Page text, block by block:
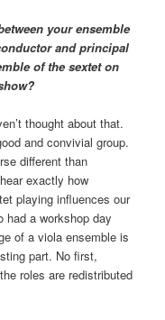
your ensemble
and principal
of the sextet on
thought about that.
and convivial group.
different than
exactly how
playing influences our
had a workshop day
of a viola ensemble is
part. No first,
roles are redistributed